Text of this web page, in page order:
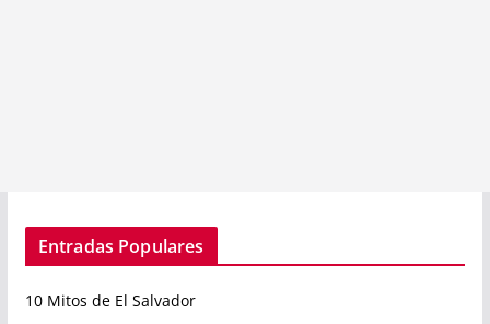
Entradas Populares
10 Mitos de El Salvador